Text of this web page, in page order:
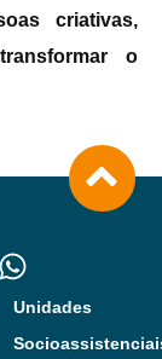
criativas,
o
Unidades